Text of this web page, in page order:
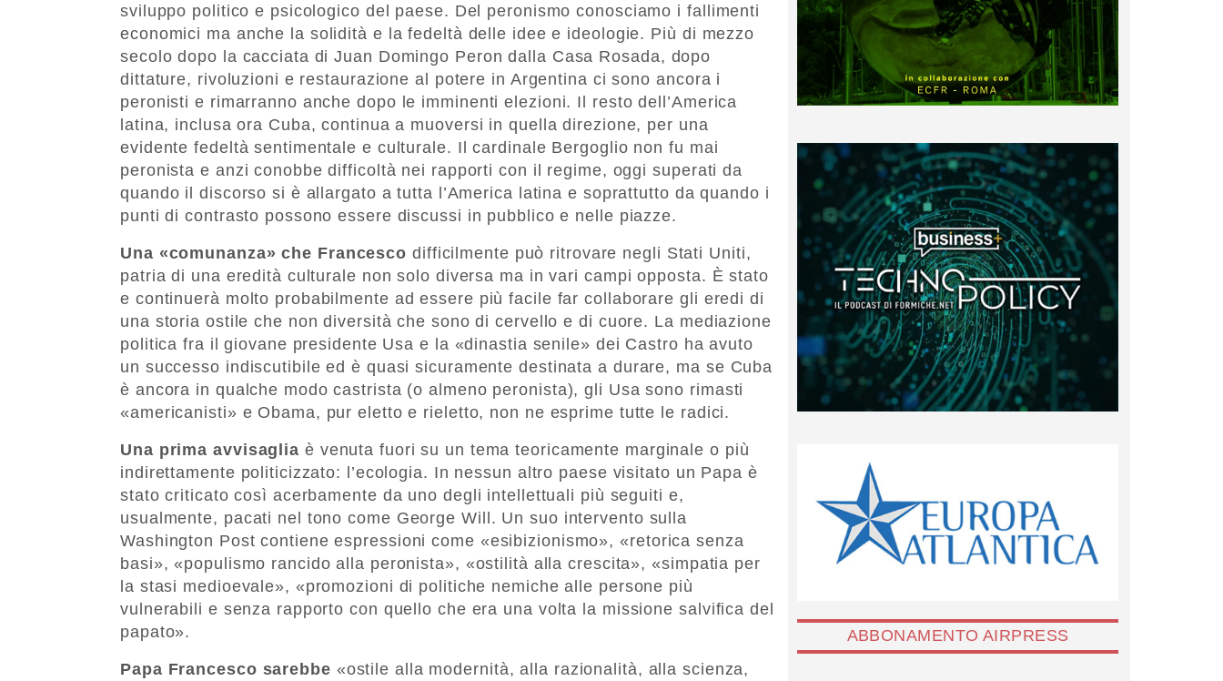
sviluppo politico e psicologico del paese. Del peronismo conosciamo i fallimenti
economici ma anche la solidità e la fedeltà delle idee e ideologie. Più di mezzo
secolo dopo la cacciata di Juan Domingo Peron dalla Casa Rosada, dopo
dittature, rivoluzioni e restaurazione al potere in Argentina ci sono ancora i
peronisti e rimarranno anche dopo le imminenti elezioni. Il resto dell’America
latina, inclusa ora Cuba, continua a muoversi in quella direzione, per una
evidente fedeltà sentimentale e culturale. Il cardinale Bergoglio non fu mai
peronista e anzi conobbe difficoltà nei rapporti con il regime, oggi superati da
quando il discorso si è allargato a tutta l’America latina e soprattutto da quando i
punti di contrasto possono essere discussi in pubblico e nelle piazze.
Una «comunanza» che Francesco difficilmente può ritrovare negli Stati Uniti,
patria di una eredità culturale non solo diversa ma in vari campi opposta. È stato
e continuerà molto probabilmente ad essere più facile far collaborare gli eredi di
una storia ostile che non diversità che sono di cervello e di cuore. La mediazione
politica fra il giovane presidente Usa e la «dinastia senile» dei Castro ha avuto
un successo indiscutibile ed è quasi sicuramente destinata a durare, ma se Cuba
è ancora in qualche modo castrista (o almeno peronista), gli Usa sono rimasti
«americanisti» e Obama, pur eletto e rieletto, non ne esprime tutte le radici.
Una prima avvisaglia è venuta fuori su un tema teoricamente marginale o più
indirettamente politicizzato: l’ecologia. In nessun altro paese visitato un Papa è
stato criticato così acerbamente da uno degli intellettuali più seguiti e,
usualmente, pacati nel tono come George Will. Un suo intervento sulla
Washington Post contiene espressioni come «esibizionismo», «retorica senza
basi», «populismo rancido alla peronista», «ostilità alla crescita», «simpatia per
la stasi medioevale», «promozioni di politiche nemiche alle persone più
vulnerabili e senza rapporto con quello che era una volta la missione salvifica del
papato».
Papa Francesco sarebbe «ostile alla modernità, alla razionalità, alla scienza,
ABBONAMENTO AIRPRESS